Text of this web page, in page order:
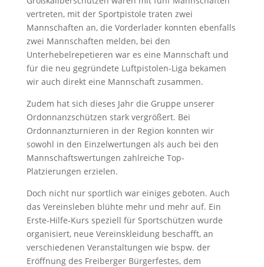
vertreten, mit der Sportpistole traten zwei
Mannschaften an, die Vorderlader konnten ebenfalls
zwei Mannschaften melden, bei den
Unterhebelrepetieren war es eine Mannschaft und
für die neu gegründete Luftpistolen-Liga bekamen
wir auch direkt eine Mannschaft zusammen.
Zudem hat sich dieses Jahr die Gruppe unserer
Ordonnanzschützen stark vergrößert. Bei
Ordonnanzturnieren in der Region konnten wir
sowohl in den Einzelwertungen als auch bei den
Mannschaftswertungen zahlreiche Top-
Platzierungen erzielen.
Doch nicht nur sportlich war einiges geboten. Auch
das Vereinsleben blühte mehr und mehr auf. Ein
Erste-Hilfe-Kurs speziell für Sportschützen wurde
organisiert, neue Vereinskleidung beschafft, an
verschiedenen Veranstaltungen wie bspw. der
Eröffnung des Freiberger Bürgerfestes, dem